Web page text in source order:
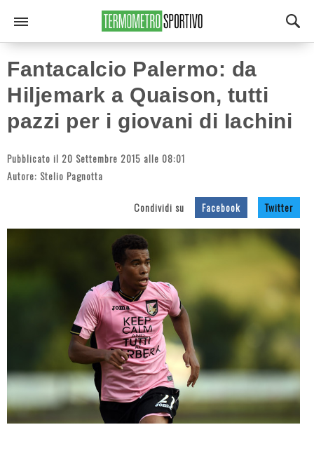
Fantacalcio Palermo: da
Hiljemark a Quaison, tutti
pazzi per i giovani di Iachini
Pubblicato il 20 Settembre 2015 alle 08:01
Autore: Stelio Pagnotta
Condividi su Facebook Twitter